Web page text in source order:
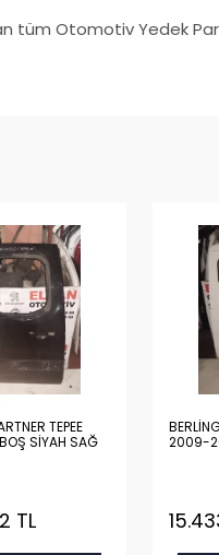
tüm Otomotiv Yedek
TEPEE
SİYAH SAĞ
TL
2009-